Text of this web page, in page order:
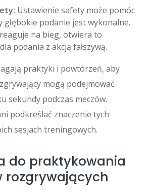
Ustawienie safety może pomóc
głębokie podanie jest wykonalne.
na bieg, otwiera to
podania z akcją fałszywą.
praktyki i powtórzeń, aby
mogą podejmować
sekundy podczas meczów.
podkreślać znaczenie tych
sesjach treningowych.
do praktykowania
rozgrywających